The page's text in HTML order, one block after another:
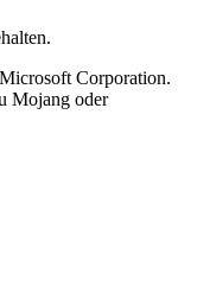
Corporation.
Mojang oder